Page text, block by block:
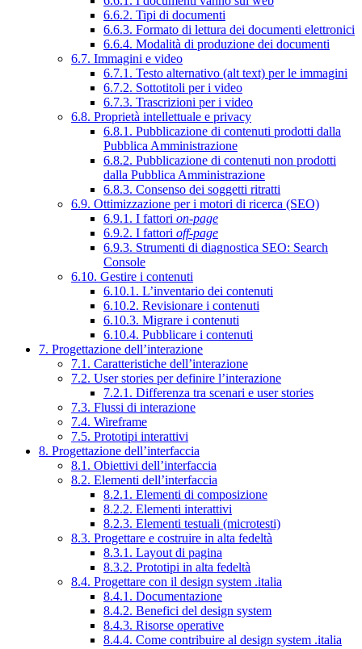
6.6.2. Tipi di documenti
6.6.3. Formato di lettura dei documenti elettronici
6.6.4. Modalità di produzione dei documenti
6.7. Immagini e video
6.7.1. Testo alternativo (alt text) per le immagini
6.7.2. Sottotitoli per i video
6.7.3. Trascrizioni per i video
6.8. Proprietà intellettuale e privacy
6.8.1. Pubblicazione di contenuti prodotti dalla
Pubblica Amministrazione
6.8.2. Pubblicazione di contenuti non prodotti
dalla Pubblica Amministrazione
6.8.3. Consenso dei soggetti ritratti
6.9. Ottimizzazione per i motori di ricerca (SEO)
6.9.1. I fattori on-page
6.9.2. I fattori off-page
6.9.3. Strumenti di diagnostica SEO: Search
Console
6.10. Gestire i contenuti
6.10.1. L’inventario dei contenuti
6.10.2. Revisionare i contenuti
6.10.3. Migrare i contenuti
6.10.4. Pubblicare i contenuti
7. Progettazione dell’interazione
7.1. Caratteristiche dell’interazione
7.2. User stories per definire l’interazione
7.2.1. Differenza tra scenari e user stories
7.3. Flussi di interazione
7.4. Wireframe
7.5. Prototipi interattivi
8. Progettazione dell’interfaccia
8.1. Obiettivi dell’interfaccia
8.2. Elementi dell’interfaccia
8.2.1. Elementi di composizione
8.2.2. Elementi interattivi
8.2.3. Elementi testuali (microtesti)
8.3. Progettare e costruire in alta fedeltà
8.3.1. Layout di pagina
8.3.2. Prototipi in alta fedeltà
8.4. Progettare con il design system .italia
8.4.1. Documentazione
8.4.2. Benefici del design system
8.4.3. Risorse operative
8.4.4. Come contribuire al design system .italia